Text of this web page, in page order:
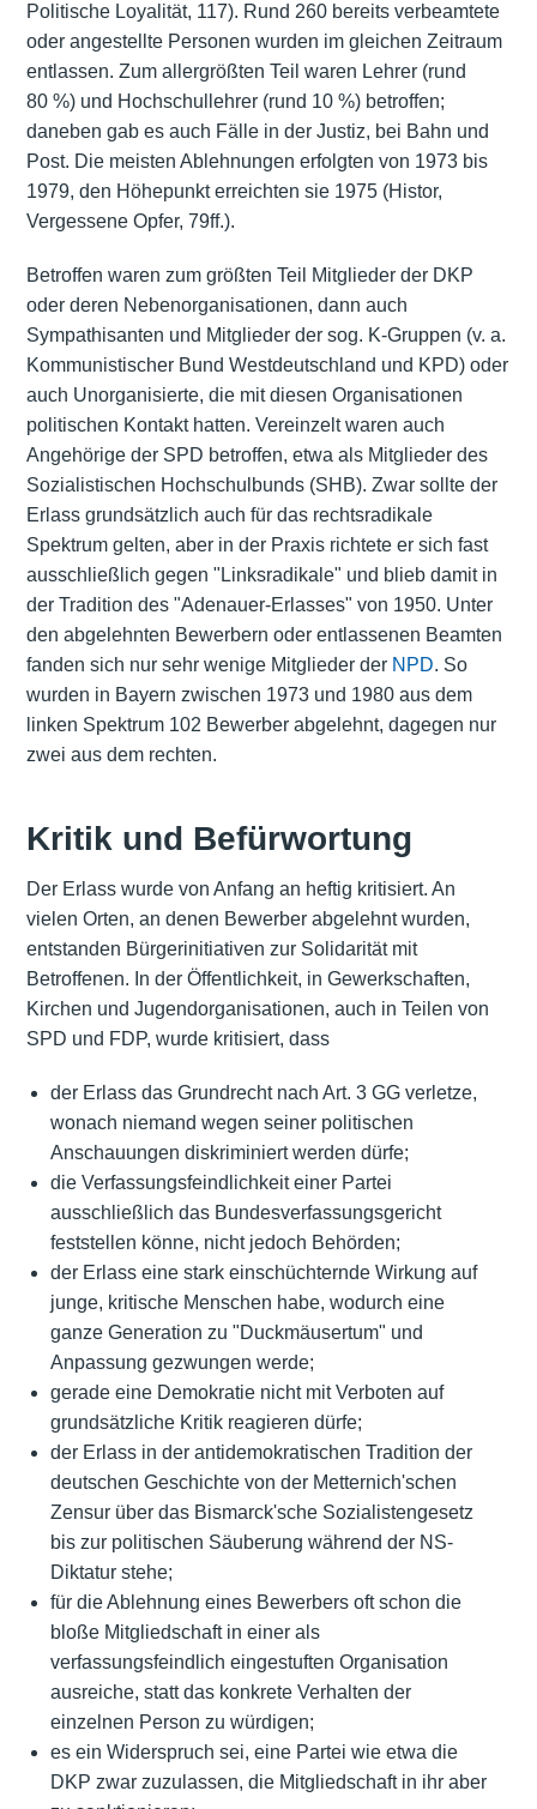
Politische Loyalität, 117). Rund 260 bereits verbeamtete
oder angestellte Personen wurden im gleichen Zeitraum
entlassen. Zum allergrößten Teil waren Lehrer (rund
80 %) und Hochschullehrer (rund 10 %) betroffen;
daneben gab es auch Fälle in der Justiz, bei Bahn und
Post. Die meisten Ablehnungen erfolgten von 1973 bis
1979, den Höhepunkt erreichten sie 1975 (Histor,
Vergessene Opfer, 79ff.).
Betroffen waren zum größten Teil Mitglieder der DKP
oder deren Nebenorganisationen, dann auch
Sympathisanten und Mitglieder der sog. K-Gruppen (v. a.
Kommunistischer Bund Westdeutschland und KPD) oder
auch Unorganisierte, die mit diesen Organisationen
politischen Kontakt hatten. Vereinzelt waren auch
Angehörige der SPD betroffen, etwa als Mitglieder des
Sozialistischen Hochschulbunds (SHB). Zwar sollte der
Erlass grundsätzlich auch für das rechtsradikale
Spektrum gelten, aber in der Praxis richtete er sich fast
ausschließlich gegen "Linksradikale" und blieb damit in
der Tradition des "Adenauer-Erlasses" von 1950. Unter
den abgelehnten Bewerbern oder entlassenen Beamten
fanden sich nur sehr wenige Mitglieder der NPD. So
wurden in Bayern zwischen 1973 und 1980 aus dem
linken Spektrum 102 Bewerber abgelehnt, dagegen nur
zwei aus dem rechten.
Kritik und Befürwortung
Der Erlass wurde von Anfang an heftig kritisiert. An
vielen Orten, an denen Bewerber abgelehnt wurden,
entstanden Bürgerinitiativen zur Solidarität mit
Betroffenen. In der Öffentlichkeit, in Gewerkschaften,
Kirchen und Jugendorganisationen, auch in Teilen von
SPD und FDP, wurde kritisiert, dass
der Erlass das Grundrecht nach Art. 3 GG verletze,
wonach niemand wegen seiner politischen
Anschauungen diskriminiert werden dürfe;
die Verfassungsfeindlichkeit einer Partei
ausschließlich das Bundesverfassungsgericht
feststellen könne, nicht jedoch Behörden;
der Erlass eine stark einschüchternde Wirkung auf
junge, kritische Menschen habe, wodurch eine
ganze Generation zu "Duckmäusertum" und
Anpassung gezwungen werde;
gerade eine Demokratie nicht mit Verboten auf
grundsätzliche Kritik reagieren dürfe;
der Erlass in der antidemokratischen Tradition der
deutschen Geschichte von der Metternich'schen
Zensur über das Bismarck'sche Sozialistengesetz
bis zur politischen Säuberung während der NS-
Diktatur stehe;
für die Ablehnung eines Bewerbers oft schon die
bloße Mitgliedschaft in einer als
verfassungsfeindlich eingestuften Organisation
ausreiche, statt das konkrete Verhalten der
einzelnen Person zu würdigen;
es ein Widerspruch sei, eine Partei wie etwa die
DKP zwar zuzulassen, die Mitgliedschaft in ihr aber